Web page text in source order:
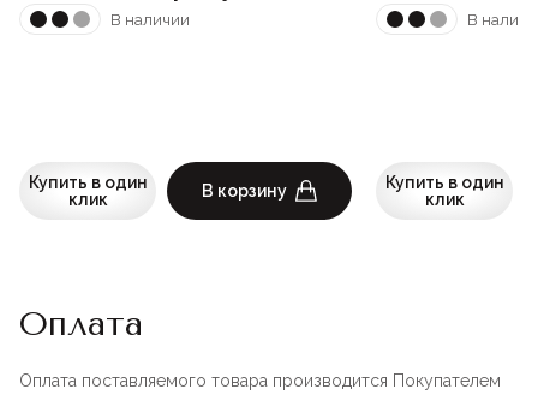
В наличии
Купить в один
клик
В корзину
В
Купить в один
клик
Оплата
Оплата поставляемого товара производится Покупателем